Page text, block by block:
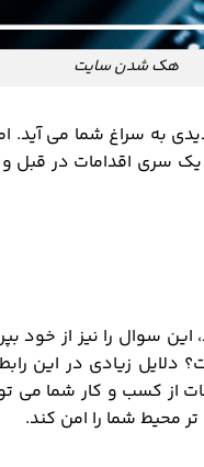
هک شدن سایت
به سراغ شما می آید.
یک سری اقدامات در قبل
سوال را نیز از خود
زیادی در این
از کسب و کار شما می
محیط شما را امن کند.